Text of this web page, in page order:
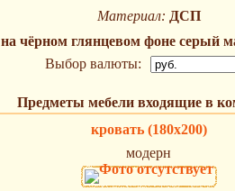
Материал: ДСП
на чёрном глянцевом фоне серый
Выбор валюты:
Предметы мебели входящие в
кровать (180х200)
модерн